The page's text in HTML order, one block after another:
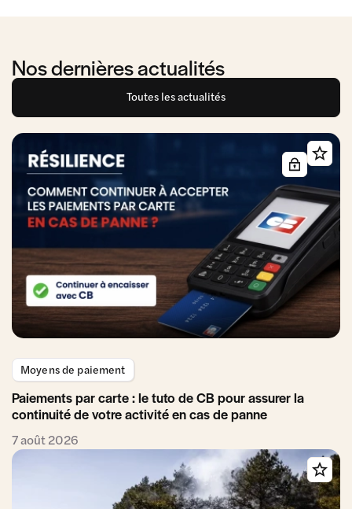
Nos dernières actualités
Toutes les actualités
Moyens de paiement
Paiements par carte : le tuto de CB pour assurer la
continuité de votre activité en cas de panne
7 août 2026